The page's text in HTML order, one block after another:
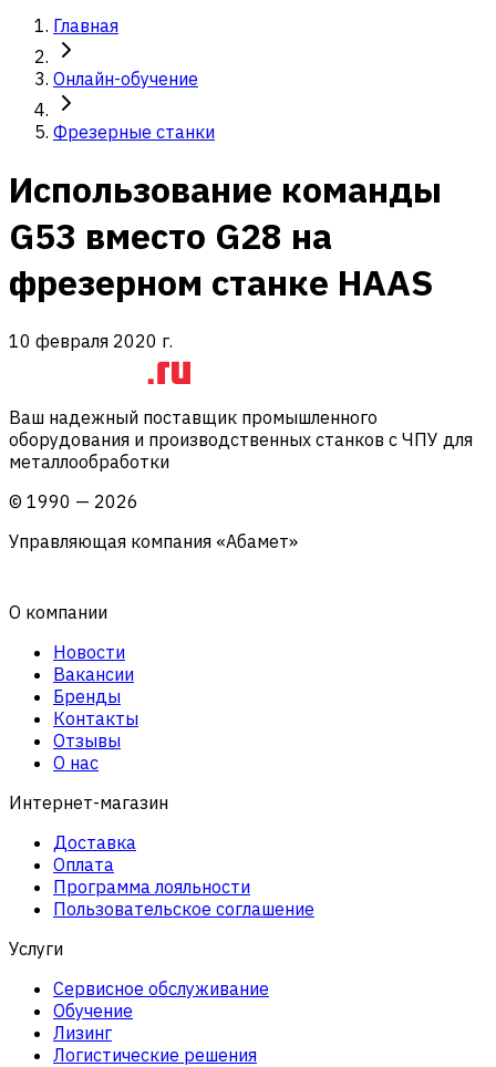
Главная
Онлайн-обучение
Фрезерные станки
Использование команды
G53 вместо G28 на
фрезерном станке HAAS
10 февраля 2020 г.
Ваш надежный поставщик промышленного
оборудования и производственных станков с ЧПУ для
металлообработки
© 1990 — 2026
Управляющая компания «Абамет»
О компании
Новости
Вакансии
Бренды
Контакты
Отзывы
О нас
Интернет-магазин
Доставка
Оплата
Программа лояльности
Пользовательское соглашение
Услуги
Сервисное обслуживание
Обучение
Лизинг
Логистические решения